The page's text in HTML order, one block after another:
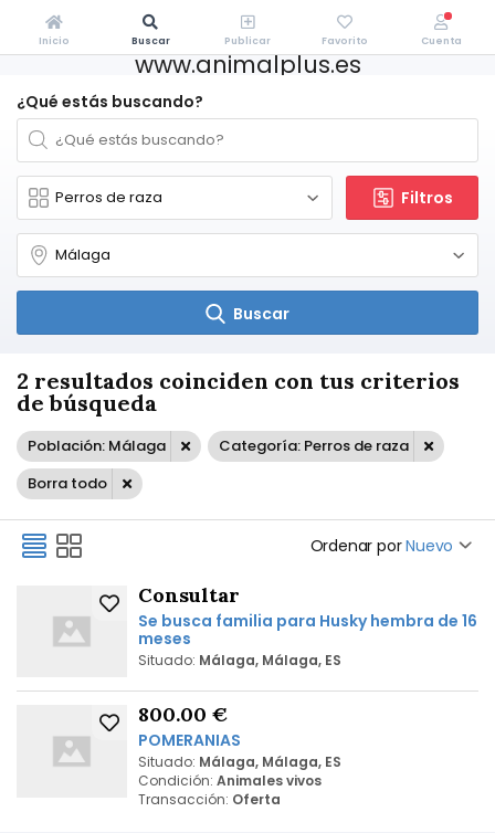
www.animalplus.es
¿Qué estás buscando?
Filtros
Buscar
2 resultados coinciden con tus criterios
de búsqueda
Población: Málaga
Categoría: Perros de raza
Borra todo
Ordenar porNuevo
Consultar
Se busca familia para Husky hembra de 16
meses
Situado: Málaga, Málaga, ES
800.00 €
POMERANIAS
Situado: Málaga, Málaga, ES
Condición: Animales vivos
Transacción: Oferta
Inicio Buscar Publicar Favorito Cuenta